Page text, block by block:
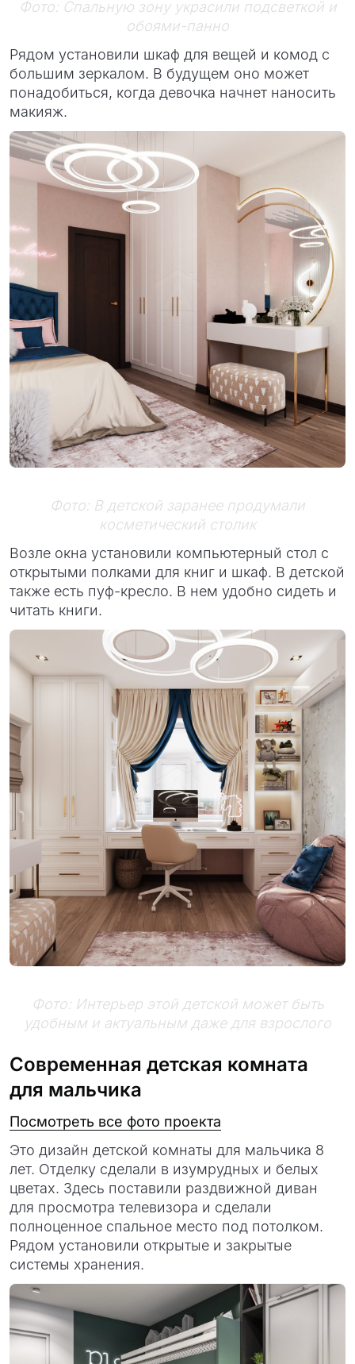
Фото: Спальную зону украсили подсветкой и
обоями-панно
Рядом установили шкаф для вещей и комод с
большим зеркалом. В будущем оно может
понадобиться, когда девочка начнет наносить
макияж.
Фото: В детской заранее продумали
косметический столик
Возле окна установили компьютерный стол с
открытыми полками для книг и шкаф. В детской
также есть пуф-кресло. В нем удобно сидеть и
читать книги.
Фото: Интерьер этой детской может быть
удобным и актуальным даже для взрослого
Современная детская комната
для мальчика
Посмотреть все фото проекта
Это дизайн детской комнаты для мальчика 8
лет. Отделку сделали в изумрудных и белых
цветах. Здесь поставили раздвижной диван
для просмотра телевизора и сделали
полноценное спальное место под потолком.
Рядом установили открытые и закрытые
системы хранения.